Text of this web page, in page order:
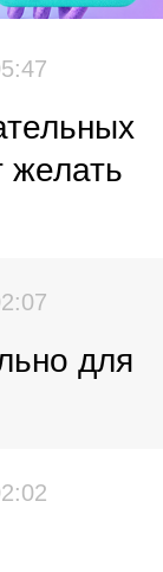
желать
для